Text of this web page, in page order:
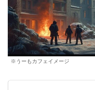
※うーもカフェイメージ